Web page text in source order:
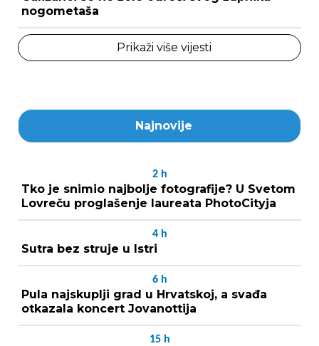
nogometaša
Prikaži više vijesti
Najnovije
2 h
Tko je snimio najbolje fotografije? U Svetom
Lovreču proglašenje laureata PhotoCityja
4 h
Sutra bez struje u Istri
6 h
Pula najskuplji grad u Hrvatskoj, a svađa
otkazala koncert Jovanottija
15 h